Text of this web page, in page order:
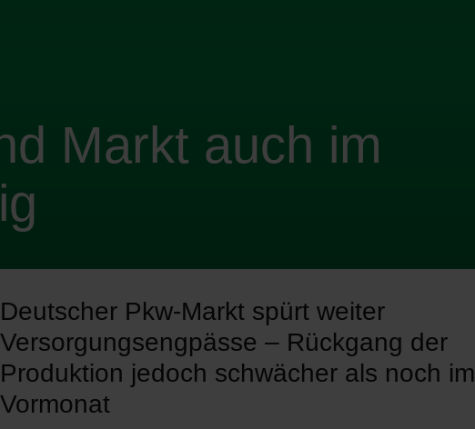
Markt auch im
Deutscher Pkw-Markt spürt weiter
Versorgungsengpässe – Rückgang der
Produktion jedoch schwächer als noch im
Vormonat